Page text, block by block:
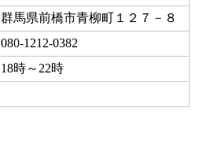
群馬県前橋市青柳町１２７－８
080-1212-0382
18時～22時